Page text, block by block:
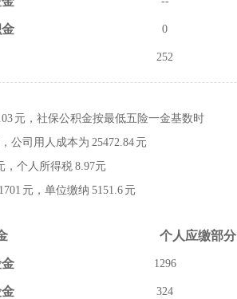
0
252
元，社保公积金按最低五险一金基数时
公司用人成本为 25472.84元
，个人所得税 8.97元
1701 元，单位缴纳 5151.6元
个人应缴部分
1296
324